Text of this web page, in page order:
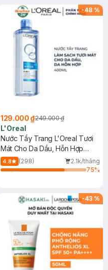
-48 %
129.000 ₫249.000 ₫
L'Oreal
Nước Tẩy Trang L'Oreal Tươi
Mát Cho Da Dầu, Hỗn Hợp
400ml
4.8 (298)
2.1k/tháng
75%
-43 %